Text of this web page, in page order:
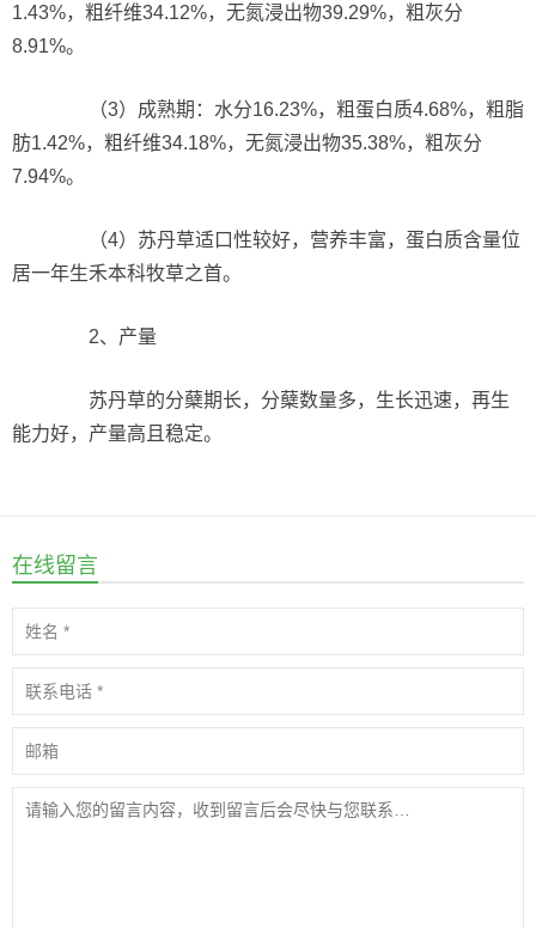
1.43%，粗纤维34.12%，无氮浸出物39.29%，粗灰分
8.91%。
（3）成熟期：水分16.23%，粗蛋白质4.68%，粗脂
肪1.42%，粗纤维34.18%，无氮浸出物35.38%，粗灰分
7.94%。
（4）苏丹草适口性较好，营养丰富，蛋白质含量位
居一年生禾本科牧草之首。
2、产量
苏丹草的分蘖期长，分蘖数量多，生长迅速，再生
能力好，产量高且稳定。
在线留言